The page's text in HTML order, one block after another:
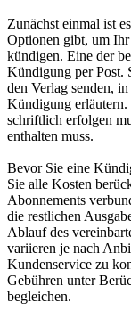
Zunächst einmal ist
Optionen gibt, um
kündigen. Eine der
Kündigung per Post.
den Verlag senden,
Kündigung erläutern.
schriftlich erfolgen
enthalten muss.
Bevor Sie eine
Sie alle Kosten
Abonnements
die restlichen
Ablauf des
variieren je nach
Kundenservice zu
Gebühren unter
begleichen.